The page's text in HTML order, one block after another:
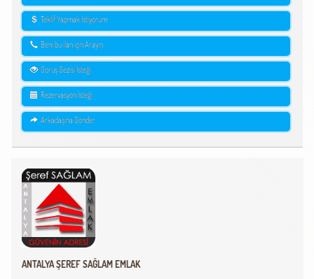
Teklif Yapmak İstiyorum
Beni bu ilan için Arayın
Görüş Gezisi İsteği
Rezervasyon İsteği
Arkadaşına Gönder
ANTALYA ŞEREF SAĞLAM EMLAK